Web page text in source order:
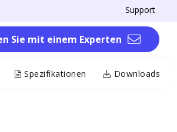
Support
Sie mit einem Experten
Spezifikationen Downloads